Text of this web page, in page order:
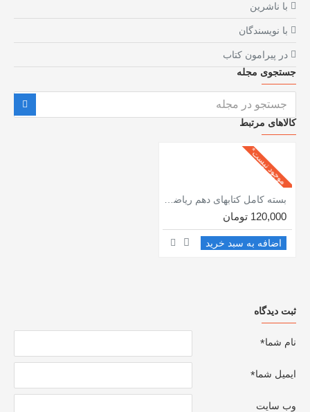
با ناشرین
با نویسندگان
در پیرامون کتاب
جستجوی مجله
کالاهای مرتبط
موجود نیست*
120,000 تومان
اضافه به سبد خرید
ثبت دیدگاه
نام شما
ایمیل شما
وب سایت